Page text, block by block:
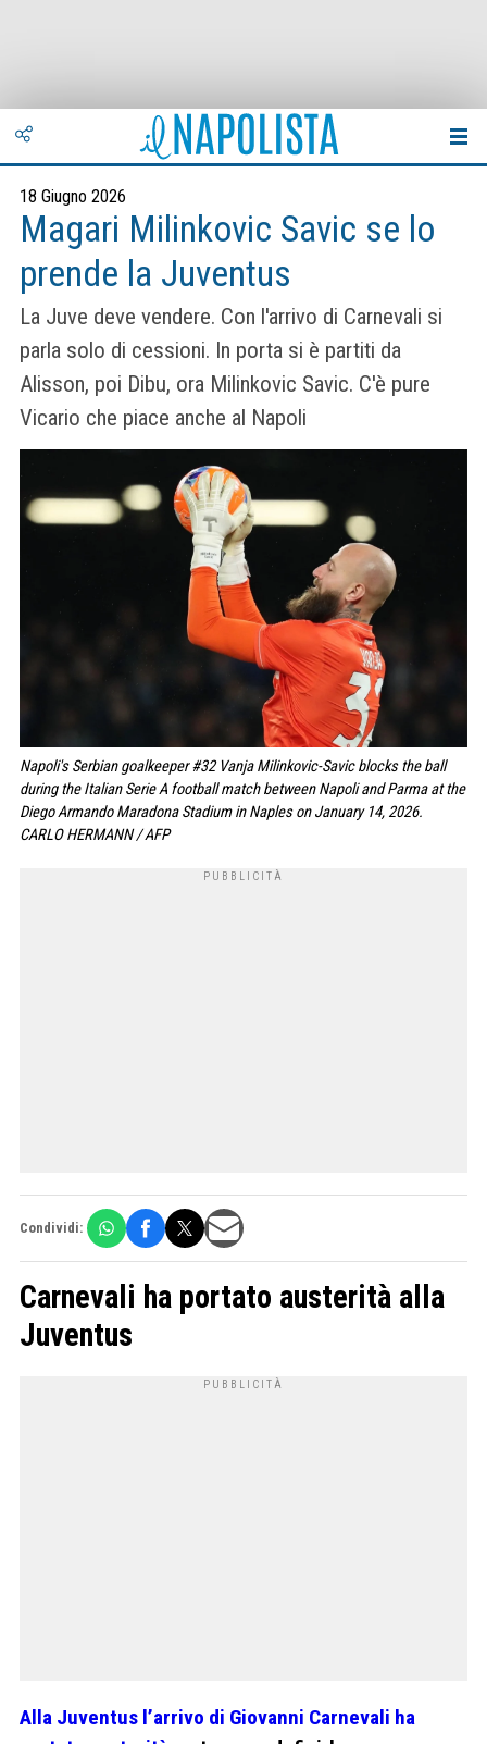
18 Giugno 2026
Magari Milinkovic Savic se lo
prende la Juventus
La Juve deve vendere. Con l'arrivo di Carnevali si
parla solo di cessioni. In porta si è partiti da
Alisson, poi Dibu, ora Milinkovic Savic. C'è pure
Vicario che piace anche al Napoli
Napoli's Serbian goalkeeper #32 Vanja Milinkovic-Savic blocks the ball
during the Italian Serie A football match between Napoli and Parma at the
Diego Armando Maradona Stadium in Naples on January 14, 2026.
CARLO HERMANN / AFP
Condividi:
Carnevali ha portato austerità alla
Juventus
Alla Juventus l’arrivo di Giovanni Carnevali ha